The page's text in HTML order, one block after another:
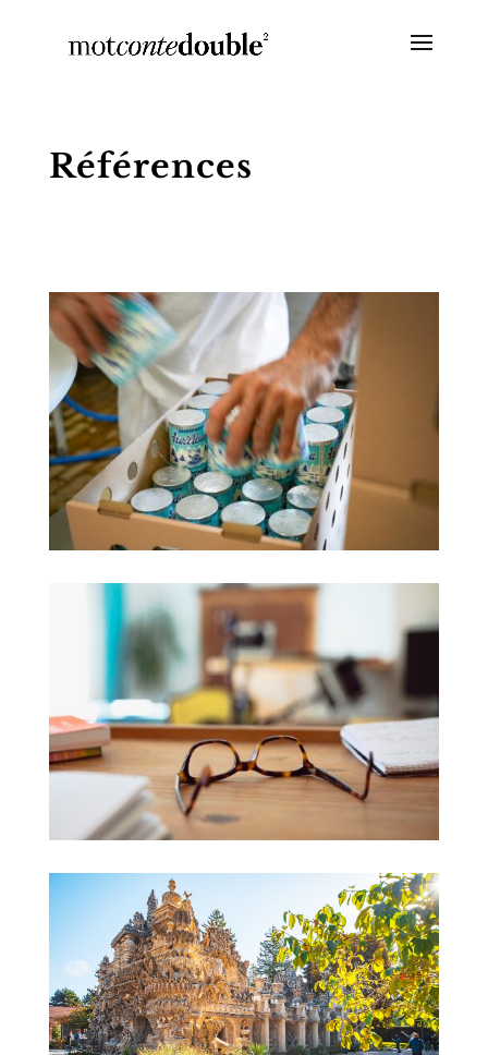
Références